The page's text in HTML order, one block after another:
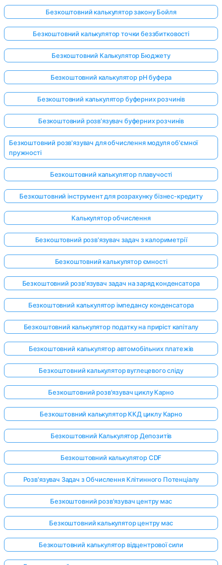
Увійдіть
Безкоштовний калькулятор закону Бойля
Безкоштовний калькулятор точки беззбитковості
Безкоштовний Калькулятор Бюджету
Безкоштовний калькулятор pH буфера
Безкоштовний калькулятор буферних розчинів
Безкоштовний розв'язувач буферних розчинів
Безкоштовний розв'язувач для обчислення модуля об'ємної
пружності
Безкоштовний калькулятор плавучості
Безкоштовний інструмент для розрахунку бізнес-кредиту
Калькулятор обчислення
Безкоштовний розв'язувач задач з калориметрії
Безкоштовний калькулятор ємності
Безкоштовний розв'язувач задач на заряд конденсатора
Безкоштовний калькулятор імпедансу конденсатора
Безкоштовний калькулятор податку на приріст капіталу
Безкоштовний калькулятор автомобільних платежів
Безкоштовний калькулятор вуглецевого сліду
Безкоштовний розв'язувач циклу Карно
Безкоштовний калькулятор ККД циклу Карно
Безкоштовний Калькулятор Депозитів
Безкоштовний калькулятор CDF
Розв'язувач Задач з Обчислення Клітинного Потенціалу
Безкоштовний розв'язувач центру мас
Безкоштовний калькулятор центру мас
Безкоштовний калькулятор відцентрової сили